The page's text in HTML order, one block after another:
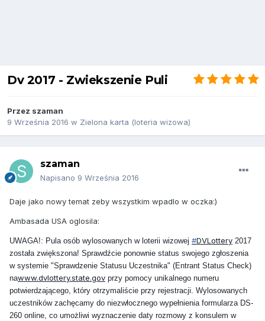
Dv 2017 - Zwiekszenie Puli
Przez szaman
9 Września 2016 w Zielona karta (loteria wizowa)
szaman
Napisano 9 Września 2016
Daje jako nowy temat zeby wszystkim wpadlo w oczka:)
Ambasada USA oglosila:
UWAGA!: Pula osób wylosowanych w loterii wizowej #DVLottery 2017
została zwiększona! Sprawdźcie ponownie status swojego zgłoszenia
w systemie "Sprawdzenie Statusu Uczestnika" (Entrant Status Check)
nawww.dvlottery.state.gov przy pomocy unikalnego numeru
potwierdzającego, który otrzymaliście przy rejestracji. Wylosowanych
uczestników zachęcamy do niezwłocznego wypełnienia formularza DS-
260 online, co umożliwi wyznaczenie daty rozmowy z konsulem w